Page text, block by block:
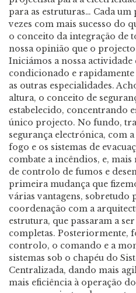
para as estruturas… Cada um
vezes com mais sucesso do
o conceito da integração de
nossa opinião que o
Iniciámos a nossa
condicionado e rapidamente
as outras especialidades.
altura, o conceito de
estabelecido, concentrando
único projecto. No fundo,
segurança electrónica, com
fogo e os sistemas de
combate a incêndios, e, mais
de controlo de fumos e
primeira mudança que
várias vantagens, sobretudo
coordenação com a
estrutura, que passaram a
completas. Posteriormente,
controlo, o comando e a
sistemas sob o chapéu do
Centralizada, dando mais
mais eficiência à operação